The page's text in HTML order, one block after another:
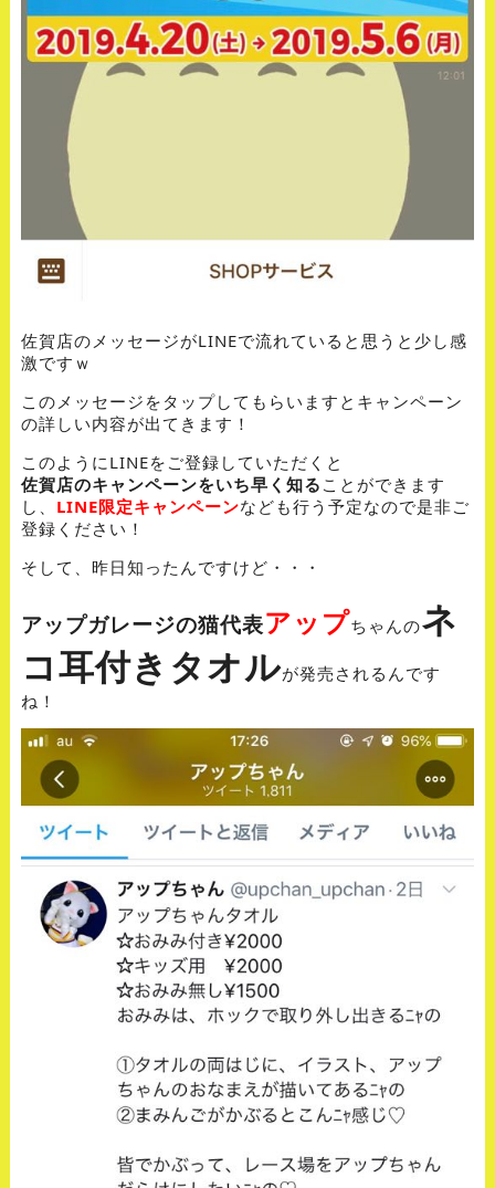
佐賀店のメッセージがLINEで流れていると思うと少し感
激ですｗ
このメッセージをタップしてもらいますとキャンペーン
の詳しい内容が出てきます！
このようにLINEをご登録していただくと
佐賀店のキャンペーンをいち早く知る ことができます
し、 LINE限定キャンペーンなども行う予定なので是非ご
登録ください！
そして、昨日知ったんですけど・・・
アップガレージの猫代表アップちゃんのネ
コ耳付きタオルが発売されるんです
ね！